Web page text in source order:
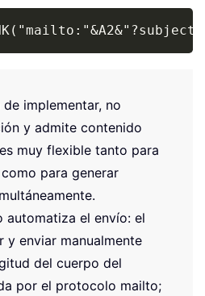
Copy
de implementar, no
y admite contenido
muy flexible tanto para
para generar
automatiza el envío: el
y enviar manualmente
del cuerpo del
por el protocolo mailto;